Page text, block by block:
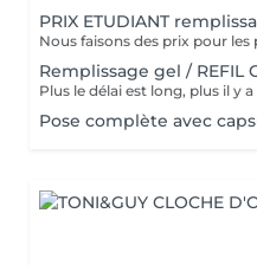
PRIX ETUDIANT
Remplissage gel / REFIL
Pose complète avec